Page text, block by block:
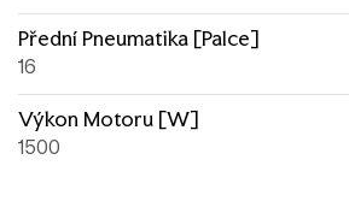
Přední Pneumatika [palce]
16
Výkon Motoru [W]
1500